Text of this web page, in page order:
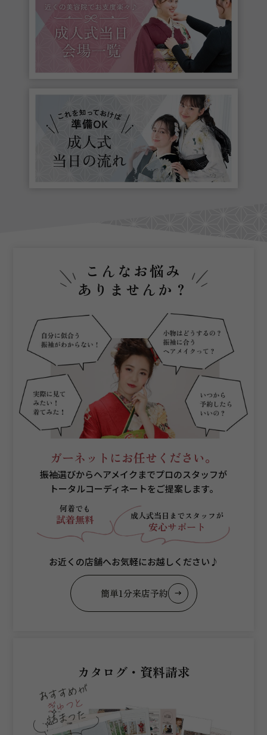
こんなお悩み
ありませんか？
ガーネットにお任せください。
振袖選びからヘアメイクまでプロのスタッフが
トータルコーディネートをご提案します。
何着でも
試着無料 成人式当日までスタッフが
安心サポート
お近くの店舗へお気軽にお越しください♪
簡単1分来店予約
カタログ・資料請求